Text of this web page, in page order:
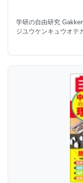
学研の自由研究
ジユウケンキュウオテ